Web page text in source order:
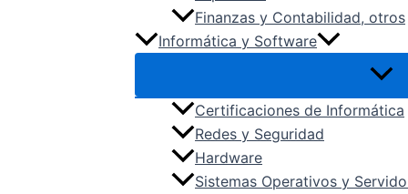
Finanzas y Contabilidad, otros
Informática y Software
Certificaciones de Informática
Redes y Seguridad
Hardware
Sistemas Operativos y